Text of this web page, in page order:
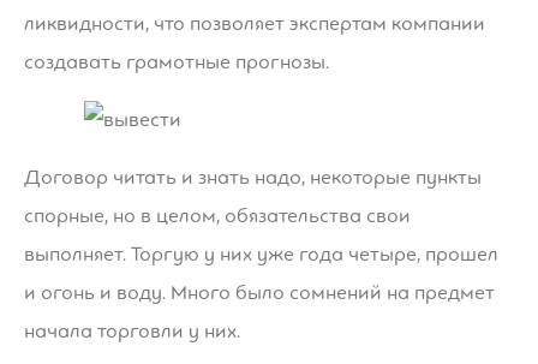
ликвидности, что позволяет экспертам компании
создавать грамотные прогнозы.
Договор читать и знать надо, некоторые пункты
спорные, но в целом, обязательства свои
выполняет. Торгую у них уже года четыре, прошел
и огонь и воду. Много было сомнений на предмет
начала торговли у них.